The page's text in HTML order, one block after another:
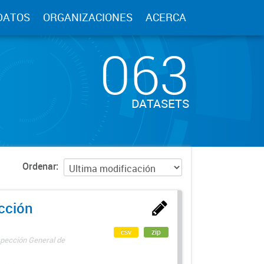
ORGANIZACIONES ACERCA
063
DATASETS
Ordenar
General de
csv zip